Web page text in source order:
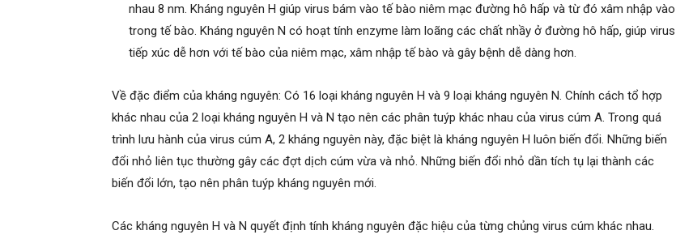
nhau 8 nm. Kháng nguyên H giúp virus bám vào tế bào niêm mạc đường hô hấp và từ đó xâm nhập vào
trong tế bào. Kháng nguyên N có hoạt tính enzyme làm loãng các chất nhầy ở đường hô hấp, giúp virus
tiếp xúc dễ hơn với tế bào của niêm mạc, xâm nhập tế bào và gây bệnh dễ dàng hơn.
Về đặc điểm của kháng nguyên: Có 16 loại kháng nguyên H và 9 loại kháng nguyên N. Chính cách tổ hợp
khác nhau của 2 loại kháng nguyên H và N tạo nên các phân tuýp khác nhau của virus cúm A. Trong quá
trình lưu hành của virus cúm A, 2 kháng nguyên này, đặc biệt là kháng nguyên H luôn biến đổi. Những biến
đổi nhỏ liên tục thường gây các đợt dịch cúm vừa và nhỏ. Những biến đổi nhỏ dần tích tụ lại thành các
biến đổi lớn, tạo nên phân tuýp kháng nguyên mới.
Các kháng nguyên H và N quyết định tính kháng nguyên đặc hiệu của từng chủng virus cúm khác nhau.